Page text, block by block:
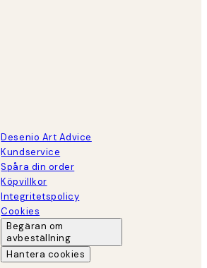
Desenio Art Advice
Kundservice
Spåra din order
Köpvillkor
Integritetspolicy
Cookies
Begäran om
avbeställning
Hantera cookies